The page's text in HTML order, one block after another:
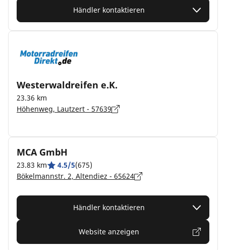
Händler kontaktieren
Westerwaldreifen e.K.
23.36 km
Höhenweg, Lautzert - 57639
MCA GmbH
23.83 km 4.5/5(675)
Bökelmannstr. 2, Altendiez - 65624
Händler kontaktieren
Website anzeigen